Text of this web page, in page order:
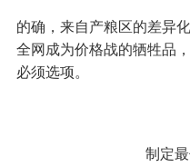
的确，来自产粮区的差异
全网成为价格战的牺牲品
必须选项。
制定